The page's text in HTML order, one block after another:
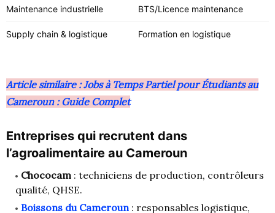
Maintenance industrielle BTS/Licence maintenance
Supply chain & logistique Formation en logistique
Article similaire : Jobs à Temps Partiel pour Étudiants au
Cameroun : Guide Complet
Entreprises qui recrutent dans
l’agroalimentaire au Cameroun
Chococam : techniciens de production, contrôleurs
qualité, QHSE.
Boissons du Cameroun : responsables logistique,